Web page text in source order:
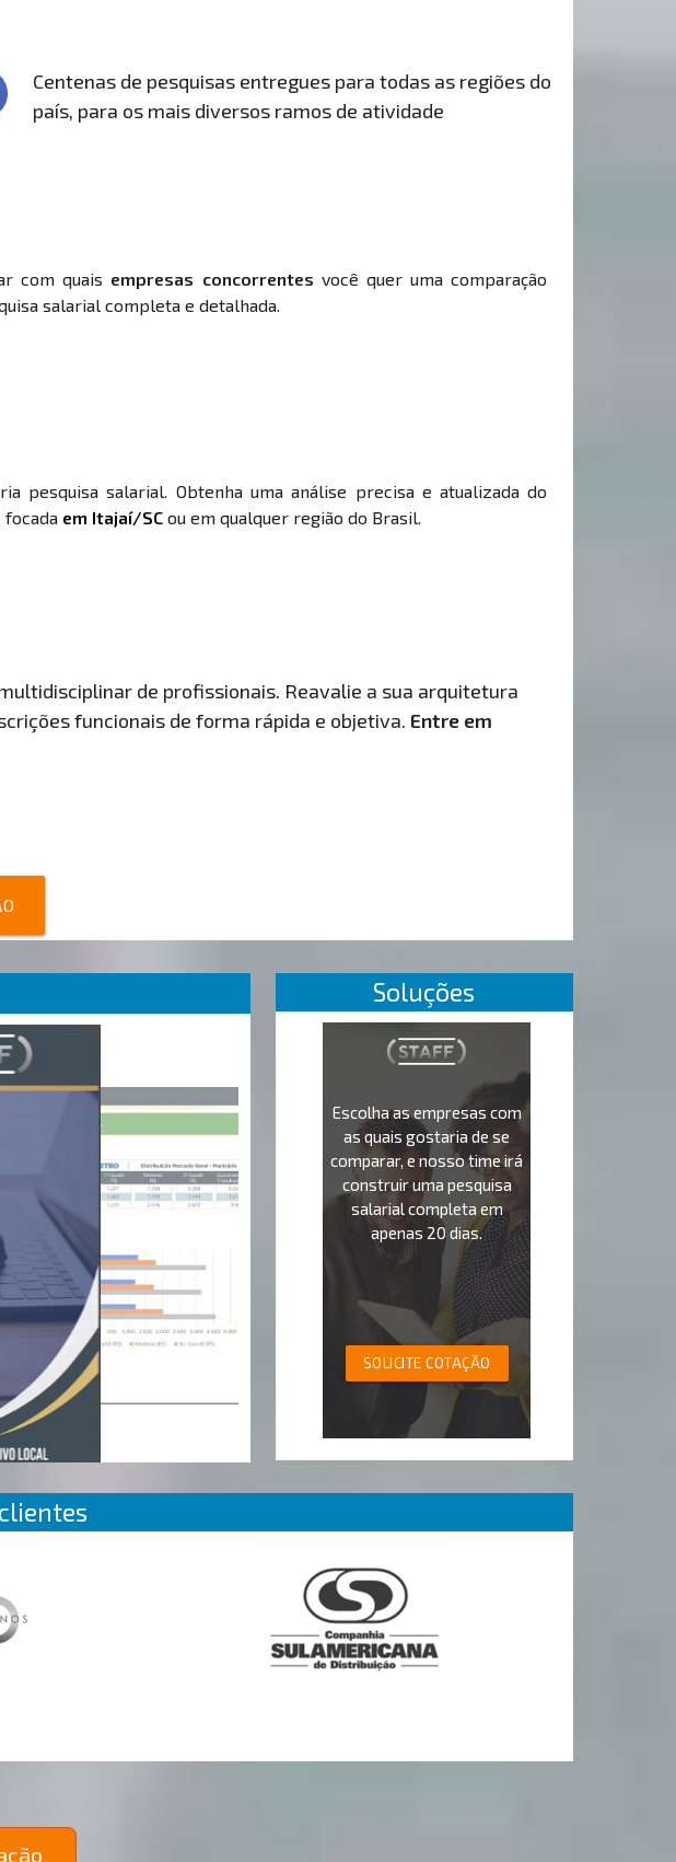
Centenas de pesquisas entregues para todas as regiões do
país, para os mais diversos ramos de atividade
com quais empresas concorrentes você quer uma comparação
salarial completa e detalhada.
pesquisa salarial. Obtenha uma análise precisa e atualizada do
focada em Itajaí/SCou em qualquer região do Brasil.
de profissionais. Reavalie a sua arquitetura
funcionais de forma rápida e objetiva. Entre em
Soluções
Escolha as empresas com
as quais gostaria de se
comparar, e nosso time irá
construir uma pesquisa
salarial completa em
apenas 20 dias.
SOLICITE COTAÇÃO